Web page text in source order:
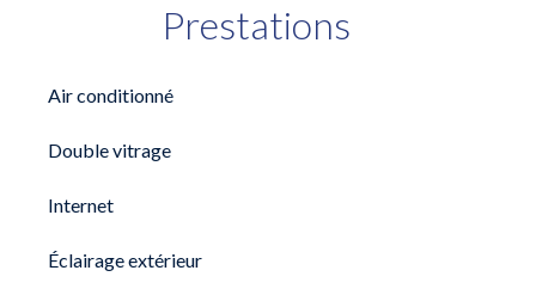
Prestations
Air conditionné
Double vitrage
Internet
Éclairage extérieur